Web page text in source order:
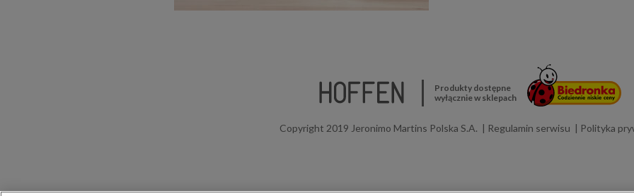
Produkty dostępne
wyłącznie w sklepach
Copyright 2019 Jeronimo Martins Polska S.A. Regulamin serwisu Polityka